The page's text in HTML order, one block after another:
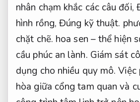
nhân chạm khắc các câu đối,
hình rồng,Đúng kỹ thuật.
chặt chẽ. hoa sen – thể hiện
cầu phúc an lành. Giám sát
dụng cho nhiều quy mô. Việc
hòa giữa cổng tam quan và